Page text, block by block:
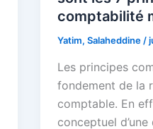
comptabilité
Yatim, Salaheddine/
Les principes
fondement de la
comptable. En
conceptuel